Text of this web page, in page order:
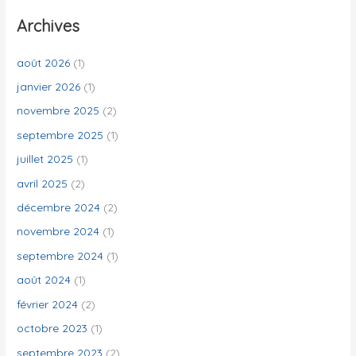
e
c
h
:
Archives
août 2026 (1)
janvier 2026 (1)
novembre 2025 (2)
septembre 2025 (1)
juillet 2025 (1)
avril 2025 (2)
décembre 2024 (2)
novembre 2024 (1)
septembre 2024 (1)
août 2024 (1)
février 2024 (2)
octobre 2023 (1)
septembre 2023 (2)